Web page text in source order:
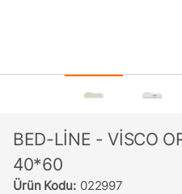
BED-LİNE - VİSCO
40*60
Ürün Kodu: 022997